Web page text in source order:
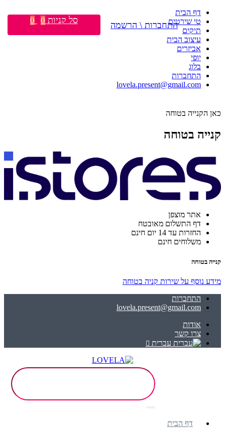
דף הבית
טי שירטים
תיקים
עיצוב הבית
אביזרים
יופי
בלוג
התחברות
lovela.present@gmail.com
כאן הקנייה בטוחה
קנייה בטוחה
אתר מוצפן
דף התשלום מאובטח
החזרות עד 14 יום חינם
משלוחים חינם
קנייה בטוחה
מידע נוסף על שירות קניה בטוחה
התחברות
lovela.present@gmail.com
אודות
צרו קשר
עברית
התחברות \ הרשמה סל קניות 0
0
דף הבית